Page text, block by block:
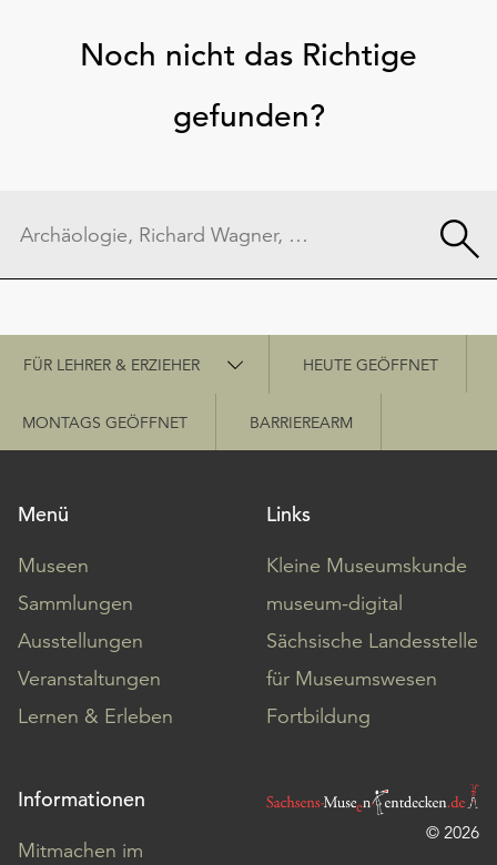
Noch nicht das Richtige
gefunden?
Schnellzugriff
FÜR LEHRER & ERZIEHER HEUTE GEÖFFNET
MONTAGS GEÖFFNET BARRIEREARM
Menü
Museen
Sammlungen
Ausstellungen
Veranstaltungen
Lernen & Erleben
Links
Kleine Museumskunde
museum-digital
Sächsische Landesstelle
für Museumswesen
Fortbildung
Informationen
Mitmachen im
© 2026